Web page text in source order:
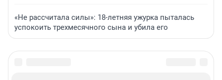
«Не рассчитала силы»: 18-летняя ужурка пыталась
успокоить трехмесячного сына и убила его